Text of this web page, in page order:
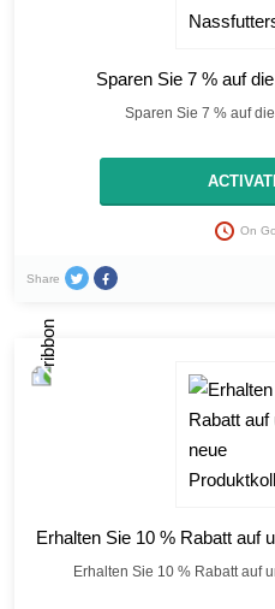
Sparen Sie 7 % auf
Sparen Sie 7 % auf
On
Share
Erhalten Sie 10 % Rabatt auf
Erhalten Sie 10 % Rabatt auf